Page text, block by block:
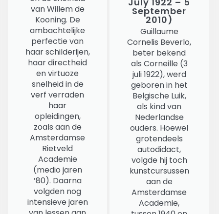
van Willem de
Kooning. De
ambachtelijke
perfectie van
haar schilderijen,
haar directheid
en virtuoze
snelheid in de
verf verraden
haar
opleidingen,
zoals aan de
Amsterdamse
Rietveld
Academie
(medio jaren
’80). Daarna
volgden nog
intensieve jaren
September
2010)
Guillaume
Cornelis Beverlo,
beter bekend
als Corneille (3
juli 1922), werd
geboren in het
Belgische Luik,
als kind van
Nederlandse
ouders. Hoewel
grotendeels
autodidact,
volgde hij toch
kunstcursussen
aan de
Amsterdamse
Academie,